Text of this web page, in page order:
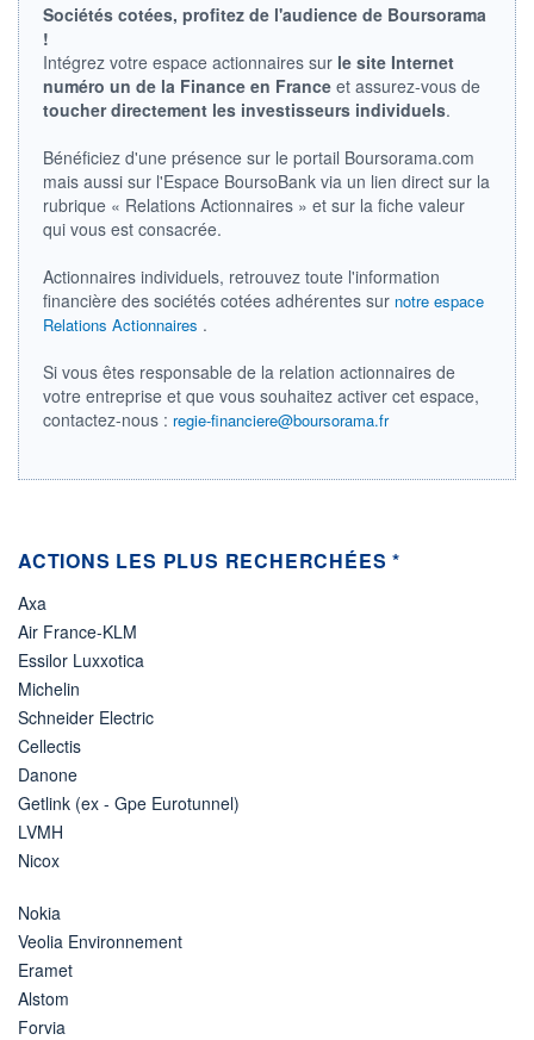
0,0000 0,0000
RENDEMENT
ESTIMÉ 2026
-
PER ESTIMÉ
2026
-
03.08.26 / 22:00:00
ÉLIGIBILITÉ
Non éligible
Boursobank
+ PORTEFEUILLE + LISTE
Sociétés cotées, profitez de l'audience de Boursorama
!
Intégrez votre espace actionnaires sur le site Internet
numéro un de la Finance en France et assurez-vous de
toucher directement les investisseurs individuels.
Bénéficiez d'une présence sur le portail Boursorama.com
mais aussi sur l'Espace BoursoBank via un lien direct sur la
rubrique « Relations Actionnaires » et sur la fiche valeur
qui vous est consacrée.
Actionnaires individuels, retrouvez toute l'information
financière des sociétés cotées adhérentes sur notre espace
Relations Actionnaires .
Si vous êtes responsable de la relation actionnaires de
votre entreprise et que vous souhaitez activer cet espace,
contactez-nous : regie-financiere@boursorama.fr
ACTIONS LES PLUS RECHERCHÉES *
Axa
Air France-KLM
Essilor Luxxotica
Michelin
Schneider Electric
Cellectis
Danone
Getlink (ex - Gpe Eurotunnel)
LVMH
Nicox
Nokia
Veolia Environnement
Eramet
Alstom
Forvia